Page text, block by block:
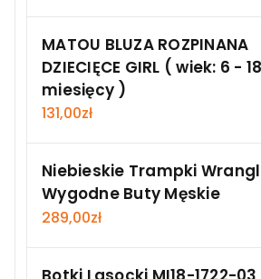
MATOU BLUZA ROZPINANA
DZIECIĘCE GIRL ( wiek: 6 - 18
miesięcy )
131,00zł
Niebieskie Trampki
Wygodne Buty Męskie
289,00zł